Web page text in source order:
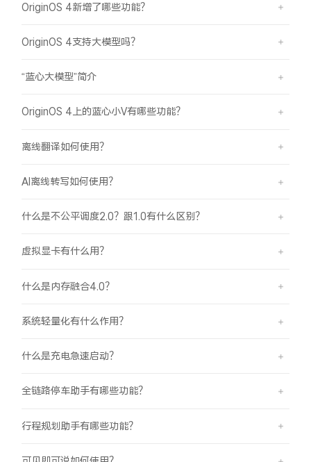
OriginOS 4新增了哪些功能？
OriginOS 4支持大模型吗？
“蓝心大模型”简介
OriginOS 4上的蓝心小V有哪些功能？
离线翻译如何使用？
AI离线转写如何使用？
什么是不公平调度2.0？跟1.0有什么区别？
虚拟显卡有什么用？
什么是内存融合4.0？
系统轻量化有什么作用？
什么是充电急速启动？
全链路停车助手有哪些功能？
行程规划助手有哪些功能？